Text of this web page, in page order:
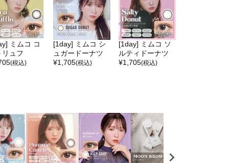
ミムコ コ
リュフ
(税込)
[1day] ミムコ シ
ュガードーナツ
¥1,705(税込)
[1day] ミムコ ソ
ルティドーナツ
¥1,705(税込)